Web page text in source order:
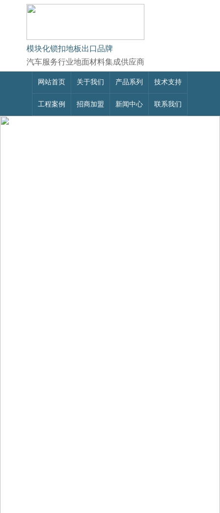
模块化锁扣地板出口品牌
汽车服务行业地面材料集成供应商
网站首页 关于我们 产品系列 技术支持
工程案例 招商加盟 新闻中心 联系我们